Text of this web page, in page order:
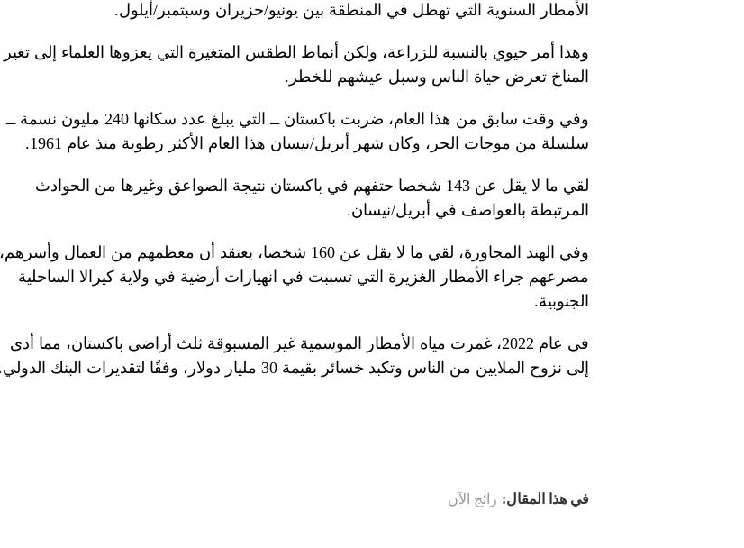
الأمطار السنوية التي تهطل في المنطقة بين يونيو/حزيران وسبتمبر/أيلول.
وهذا أمر حيوي بالنسبة للزراعة، ولكن أنماط الطقس المتغيرة التي يعزوها العلماء إلى تغير
المناخ تعرض حياة الناس وسبل عيشهم للخطر.
وفي وقت سابق من هذا العام، ضربت باكستان ــ التي يبلغ عدد سكانها 240 مليون نسمة ــ
سلسلة من موجات الحر، وكان شهر أبريل/نيسان هذا العام الأكثر رطوبة منذ عام 1961.
لقي ما لا يقل عن 143 شخصا حتفهم في باكستان نتيجة الصواعق وغيرها من الحوادث
المرتبطة بالعواصف في أبريل/نيسان.
وفي الهند المجاورة، لقي ما لا يقل عن 160 شخصا، يعتقد أن معظمهم من العمال وأسرهم،
مصرعهم جراء الأمطار الغزيرة التي تسببت في انهيارات أرضية في ولاية كيرالا الساحلية
الجنوبية.
في عام 2022، غمرت مياه الأمطار الموسمية غير المسبوقة ثلث أراضي باكستان، مما أدى
إلى نزوح الملايين من الناس وتكبد خسائر بقيمة 30 مليار دولار، وفقًا لتقديرات البنك الدولي.
في هذا المقال: رائج الآن